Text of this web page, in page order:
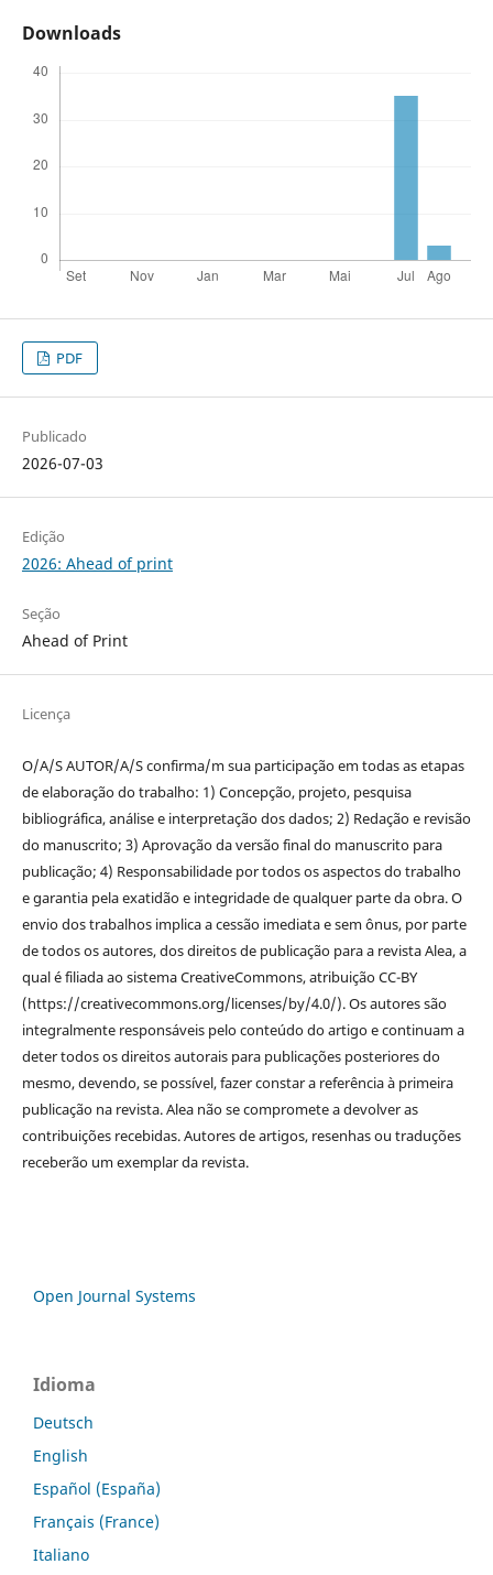
Downloads
PDF
Publicado
2026-07-03
Edição
2026: Ahead of print
Seção
Ahead of Print
Licença
O/A/S AUTOR/A/S confirma/m sua participação em todas as etapas
de elaboração do trabalho: 1) Concepção, projeto, pesquisa
bibliográfica, análise e interpretação dos dados; 2) Redação e revisão
do manuscrito; 3) Aprovação da versão final do manuscrito para
publicação; 4) Responsabilidade por todos os aspectos do trabalho
e garantia pela exatidão e integridade de qualquer parte da obra. O
envio dos trabalhos implica a cessão imediata e sem ônus, por parte
de todos os autores, dos direitos de publicação para a revista Alea, a
qual é filiada ao sistema CreativeCommons, atribuição CC-BY
(https://creativecommons.org/licenses/by/4.0/). Os autores são
integralmente responsáveis pelo conteúdo do artigo e continuam a
deter todos os direitos autorais para publicações posteriores do
mesmo, devendo, se possível, fazer constar a referência à primeira
publicação na revista. Alea não se compromete a devolver as
contribuições recebidas. Autores de artigos, resenhas ou traduções
receberão um exemplar da revista.
Open Journal Systems
Idioma
Deutsch
English
Español (España)
Français (France)
Italiano